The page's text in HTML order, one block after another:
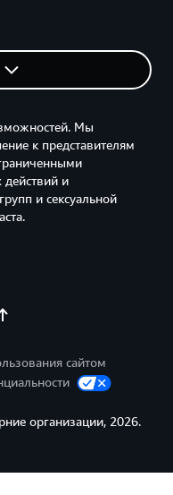
Мы
к представителям
и
и сексуальной
сайтом
организации, 2026.